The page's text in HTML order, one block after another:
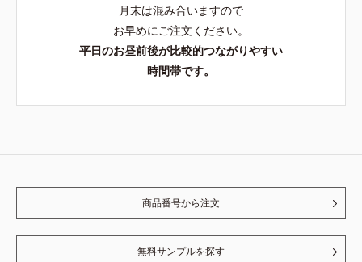
月末は混み合いますので
お早めにご注文ください。
平日のお昼前後が比較的つながりやすい
時間帯です。
商品番号から注文
無料サンプルを探す